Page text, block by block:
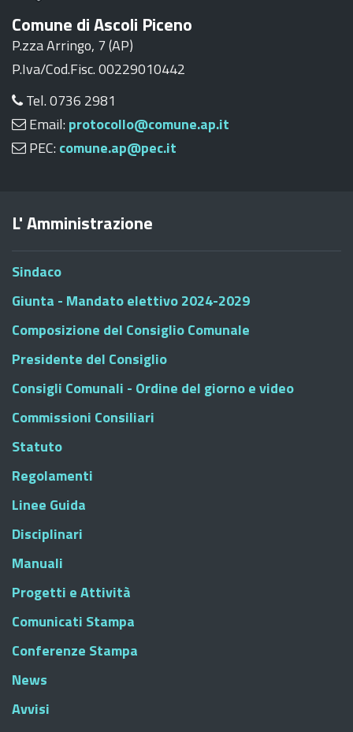
Comune di Ascoli Piceno
P.zza Arringo, 7 (AP)
P.Iva/Cod.Fisc. 00229010442
Tel. 0736 2981
Email: protocollo@comune.ap.it
PEC: comune.ap@pec.it
L' Amministrazione
Sindaco
Giunta - Mandato elettivo 2024-2029
Composizione del Consiglio Comunale
Presidente del Consiglio
Consigli Comunali - Ordine del giorno e video
Commissioni Consiliari
Statuto
Regolamenti
Linee Guida
Disciplinari
Manuali
Progetti e Attività
Comunicati Stampa
Conferenze Stampa
News
Avvisi